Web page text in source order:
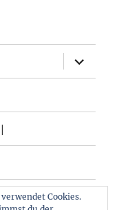
öffnen
Cookies.